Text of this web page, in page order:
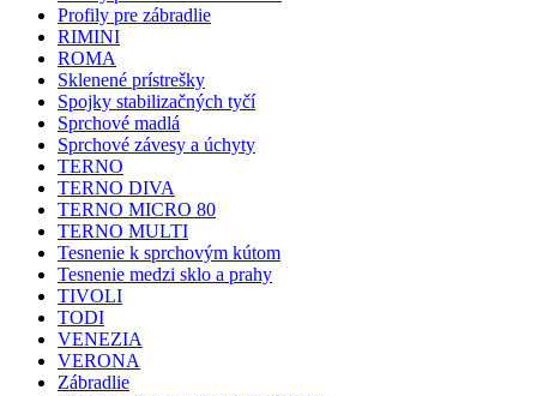
Profily pre zábradlie
RIMINI
ROMA
Sklenené prístrešky
Spojky stabilizačných tyčí
Sprchové madlá
Sprchové závesy a úchyty
TERNO
TERNO DIVA
TERNO MICRO 80
TERNO MULTI
Tesnenie k sprchovým kútom
Tesnenie medzi sklo a prahy
TIVOLI
TODI
VENEZIA
VERONA
Zábradlie